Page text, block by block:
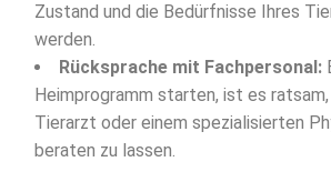
Zustand und die Bedürfnisse Ihres
werden.
Rücksprache mit Fachpersonal:
Heimprogramm starten, ist es
Tierarzt oder einem spezialisierten
beraten zu lassen.